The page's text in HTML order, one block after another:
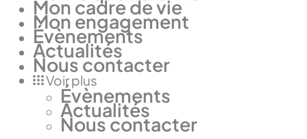
Mon cadre de vie
Mon engagement
Évènements
Actualités
Nous contacter
Voir plus
Évènements
Actualités
Nous contacter